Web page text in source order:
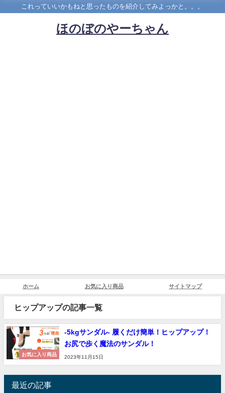
これっていいかもねと思ったものを紹介してみよっかと。。。
ほのぼのやーちゃん
ホーム お気に入り商品 サイトマップ
ヒップアップの記事一覧
お気に入り商品
-5kgサンダル- 履くだけ簡単！ヒップアップ！
お尻で歩く魔法のサンダル！
2023年11月15日
最近の記事